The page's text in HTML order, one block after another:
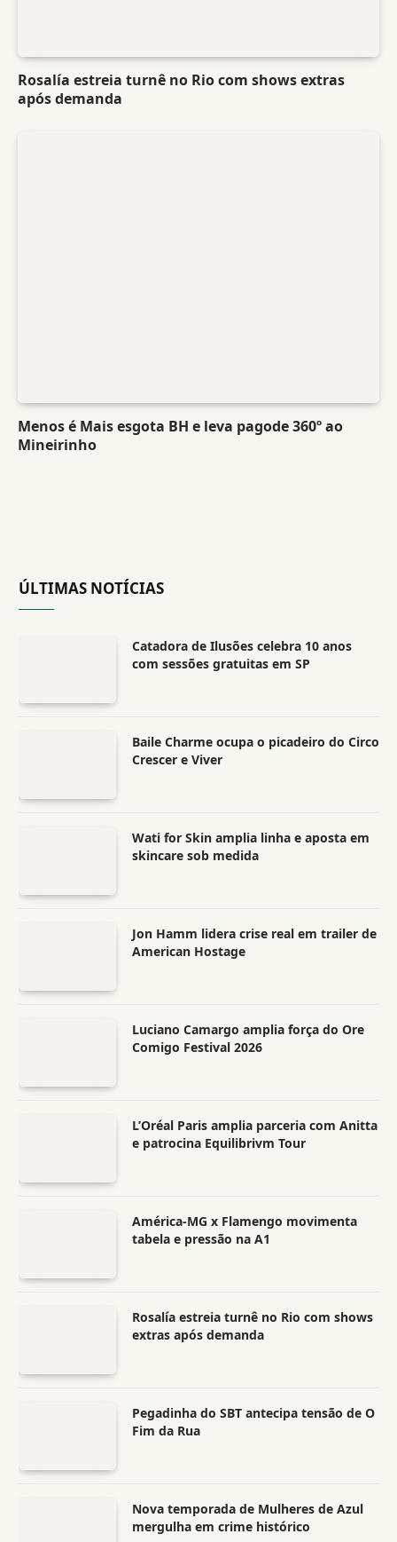
Rosalía estreia turnê no Rio com shows extras
após demanda
Menos é Mais esgota BH e leva pagode 360º ao
Mineirinho
ÚLTIMAS NOTÍCIAS
Catadora de Ilusões celebra 10 anos
com sessões gratuitas em SP
Baile Charme ocupa o picadeiro do Circo
Crescer e Viver
Wati for Skin amplia linha e aposta em
skincare sob medida
Jon Hamm lidera crise real em trailer de
American Hostage
Luciano Camargo amplia força do Ore
Comigo Festival 2026
L’Oréal Paris amplia parceria com Anitta
e patrocina Equilibrivm Tour
América-MG x Flamengo movimenta
tabela e pressão na A1
Rosalía estreia turnê no Rio com shows
extras após demanda
Pegadinha do SBT antecipa tensão de O
Fim da Rua
Nova temporada de Mulheres de Azul
mergulha em crime histórico